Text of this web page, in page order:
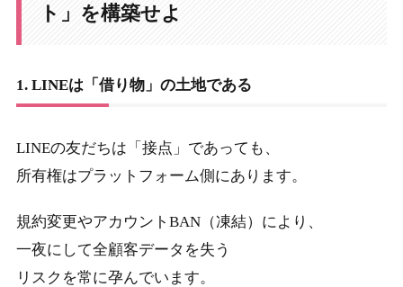
ト」を構築せよ
1. LINEは「借り物」の土地である
LINEの友だちは「接点」であっても、
所有権はプラットフォーム側にあります。
規約変更やアカウントBAN（凍結）により、
一夜にして全顧客データを失う
リスクを常に孕んでいます。